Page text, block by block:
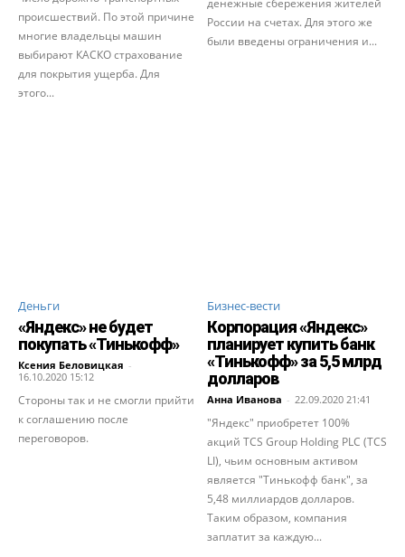
происшествий. По этой причине
многие владельцы машин
выбирают КАСКО страхование
для покрытия ущерба. Для
этого...
России на счетах. Для этого же
были введены ограничения и...
Деньги
«Яндекс» не будет
покупать «Тинькофф»
Ксения Беловицкая -
16.10.2020 15:12
Стороны так и не смогли прийти
к соглашению после
переговоров.
Бизнес-вести
Корпорация «Яндекс»
планирует купить банк
«Тинькофф» за 5,5 млрд
долларов
Анна Иванова - 22.09.2020 21:41
"Яндекс" приобретет 100%
акций TCS Group Holding PLC (TCS
LI), чьим основным активом
является "Тинькофф банк", за
5,48 миллиардов долларов.
Таким образом, компания
заплатит за каждую...